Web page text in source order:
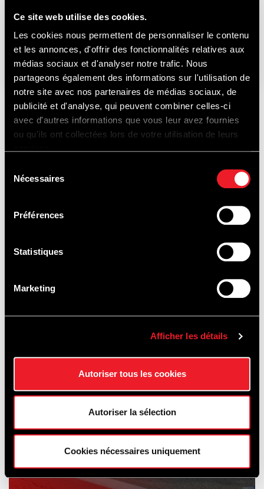
Ce site web utilise des cookies.
Les cookies nous permettent de personnaliser le contenu
et les annonces, d'offrir des fonctionnalités relatives aux
médias sociaux et d'analyser notre trafic. Nous
partageons également des informations sur l'utilisation de
notre site avec nos partenaires de médias sociaux, de
publicité et d'analyse, qui peuvent combiner celles-ci
avec d'autres informations que vous leur avez fournies
ou qu'ils ont collectées lors de votre utilisation de leurs
Nécessaires
Préférences
Statistiques
Marketing
Afficher les détails
Autoriser tous les cookies
Autoriser la sélection
Cookies nécessaires uniquement
21-22-23 AUGUSTUS
2026
ONTDEK
PISTEDOPEN